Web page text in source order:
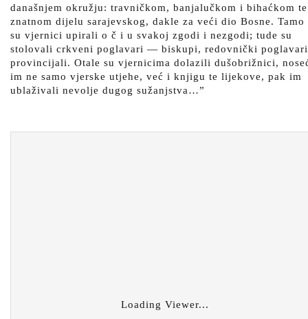
današnjem okružju: travničkom, banjalučkom i bihaćkom te
znatnom dijelu sarajevskog, dakle za veći dio Bosne. Tamo
su vjernici upirali o č i u svakoj zgodi i nezgodi; tude su
stolovali crkveni poglavari — biskupi, redovnički
provincijali. Otale su vjernicima dolazili dušobrižnici,
im ne samo vjerske utjehe, već i knjigu te lijekove, pak im
ublaživali nevolje dugog sužanjstva…”
Loading Viewer...